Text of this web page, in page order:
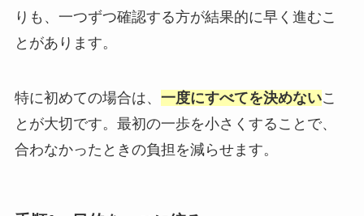
りも、一つずつ確認する方が結果的に早く進むこ
とがあります。
特に初めての場合は、 一度にすべてを決めないこ
とが大切です。最初の一歩を小さくすることで、
合わなかったときの負担を減らせます。